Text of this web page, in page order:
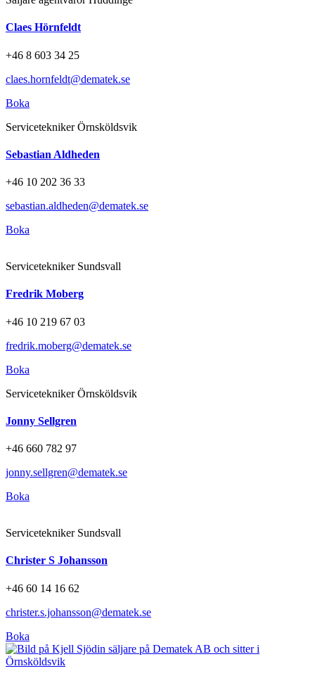
Claes Hörnfeldt
+46 8 603 34 25
claes.hornfeldt@dematek.se
Boka
Servicetekniker Örnsköldsvik
Sebastian Aldheden
+46 10 202 36 33
sebastian.aldheden@dematek.se
Boka
Servicetekniker Sundsvall
Fredrik Moberg
+46 10 219 67 03
fredrik.moberg@dematek.se
Boka
Servicetekniker Örnsköldsvik
Jonny Sellgren
+46 660 782 97
jonny.sellgren@dematek.se
Boka
Servicetekniker Sundsvall
Christer S Johansson
+46 60 14 16 62
christer.s.johansson@dematek.se
Boka